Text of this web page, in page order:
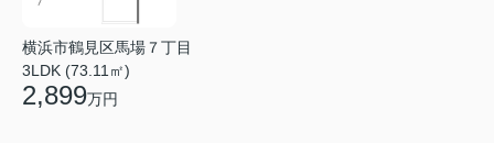
横浜市鶴見区馬場７丁目
3LDK (73.11㎡)
2,899万円